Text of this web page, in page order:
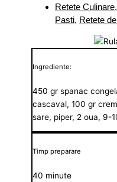
Retete Culinare,
Pasti, Retete
Ingrediente:
450 gr spanac
cascaval, 100 gr
sare, piper, 2 oua, 9-
Timp preparare
40 minute